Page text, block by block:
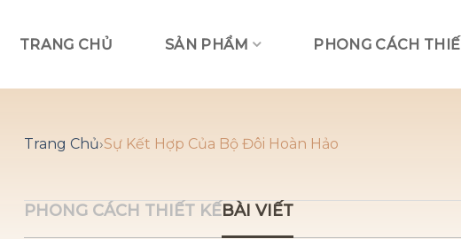
content
TRANG CHỦ SẢN PHẨM PHONG CÁCH
Trang Chủ›Sự Kết Hợp Của Bộ Đôi Hoàn Hảo
PHONG CÁCH THIẾT KẾBÀI VIẾT
Vui